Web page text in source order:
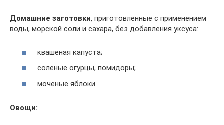
Домашние заготовки, приготовленные с применением
воды, морской соли и сахара, без добавления уксуса:
квашеная капуста;
соленые огурцы, помидоры;
моченые яблоки.
Овощи: